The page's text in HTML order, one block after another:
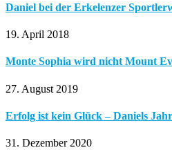
Daniel bei der Erkelenzer
19. April 2018
Monte Sophia wird nicht Mount
27. August 2019
Erfolg ist kein Glück – Daniels
31. Dezember 2020